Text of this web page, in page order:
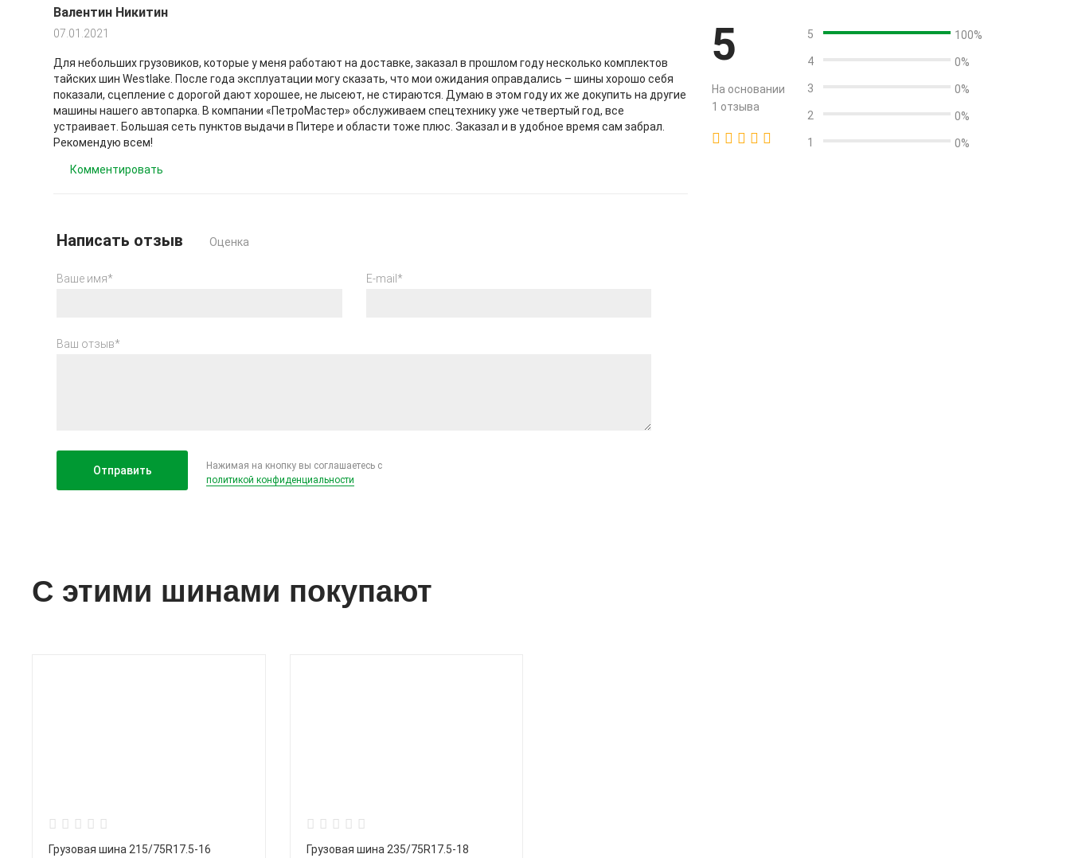
5
На основании
1 отзыва
5 100%
4 0%
3 0%
2 0%
1 0%
Валентин Никитин
07.01.2021
Для небольших грузовиков, которые у меня работают на доставке, заказал в прошлом году несколько комплектов
тайских шин Westlake. После года эксплуатации могу сказать, что мои ожидания оправдались – шины хорошо себя
показали, сцепление с дорогой дают хорошее, не лысеют, не стираются. Думаю в этом году их же докупить на другие
машины нашего автопарка. В компании «ПетроМастер» обслуживаем спецтехнику уже четвертый год, все
устраивает. Большая сеть пунктов выдачи в Питере и области тоже плюс. Заказал и в удобное время сам забрал.
Рекомендую всем!
Комментировать
Написать отзыв Оценка
Ваше имя* E-mail*
Ваш отзыв*
Нажимая на кнопку вы соглашаетесь с
политикой конфиденциальности
С этими шинами покупают
Грузовая шина 215/75R17.5-16
Грузовая шина 235/75R17.5-18